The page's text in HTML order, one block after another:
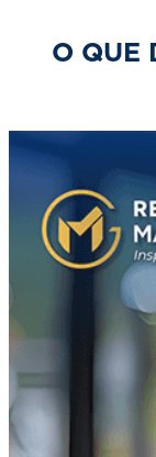
O QUE